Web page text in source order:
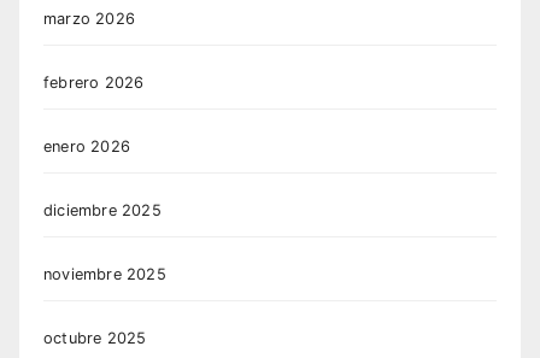
marzo 2026
febrero 2026
enero 2026
diciembre 2025
noviembre 2025
octubre 2025